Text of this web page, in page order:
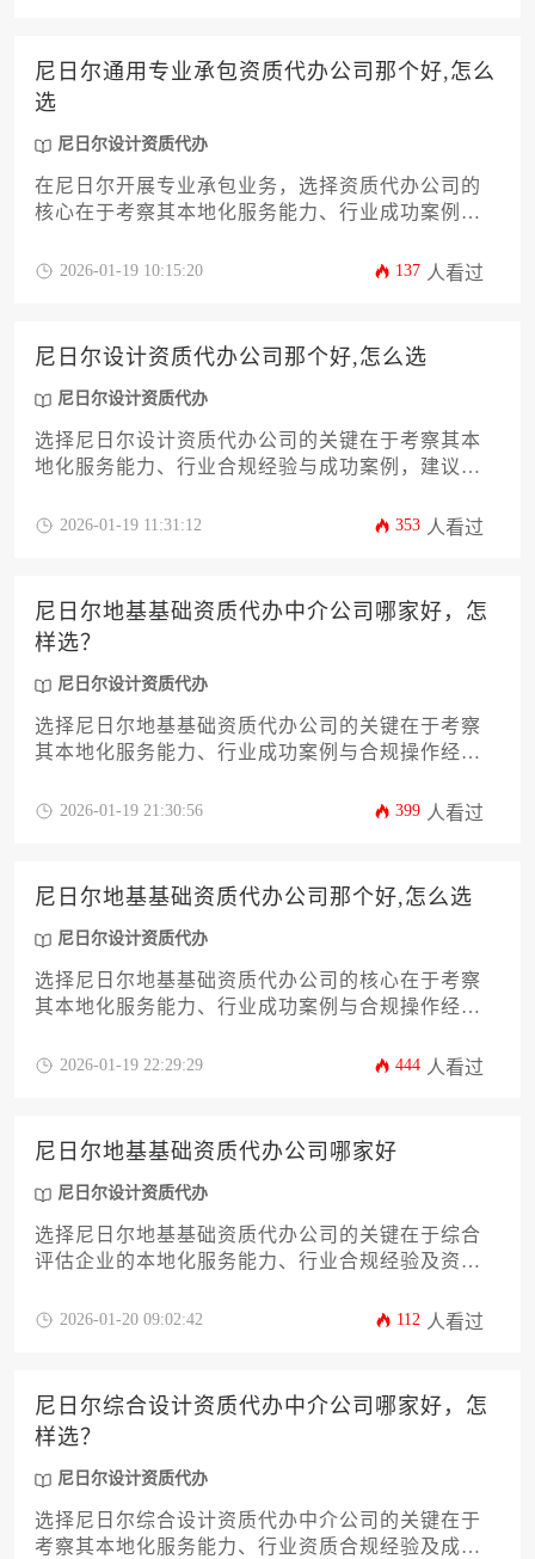
尼日尔市场稳健起步。
尼日尔通用专业承包资质代办公司那个好,怎么
选
尼日尔设计资质代办
在尼日尔开展专业承包业务，选择资质代办公司的
核心在于考察其本地化服务能力、行业成功案例及
法规的深度理解、与当地审批部门的有效沟通渠
逻辑，助企业规避跨国资质申请风险。
2026-01-19 10:15:20 137 人看过
尼日尔设计资质代办公司那个好,怎么选
尼日尔设计资质代办
选择尼日尔设计资质代办公司的关键在于考察其本
地化服务能力、行业合规经验与成功案例，建议通
2026-01-19 11:31:12 353 人看过
尼日尔地基基础资质代办中介公司哪家好，怎
样选？
尼日尔设计资质代办
选择尼日尔地基基础资质代办公司的关键在于考察
其本地化服务能力、行业成功案例与合规操作经
控制体系及客户评价体系进行综合决策。本文将从
2026-01-19 21:30:56 399 人看过
尼日尔地基基础资质代办公司那个好,怎么选
尼日尔设计资质代办
选择尼日尔地基基础资质代办公司的核心在于考察
其本地化服务能力、行业成功案例与合规操作经
系，企业可筛选出兼具专业性与可靠度的合作伙
2026-01-19 22:29:29 444 人看过
尼日尔地基基础资质代办公司哪家好
尼日尔设计资质代办
选择尼日尔地基基础资质代办公司的关键在于综合
评估企业的本地化服务能力、行业合规经验及资源
规、拥有本地政商关系网络、提供全程中文服务的
2026-01-20 09:02:42 112 人看过
尼日尔综合设计资质代办中介公司哪家好，怎
样选？
尼日尔设计资质代办
选择尼日尔综合设计资质代办中介公司的关键在于
考察其本地化服务能力、行业资质合规经验及成功